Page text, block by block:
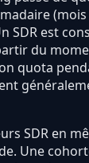
(mois
SDR est
du
quota
SDR en
Une